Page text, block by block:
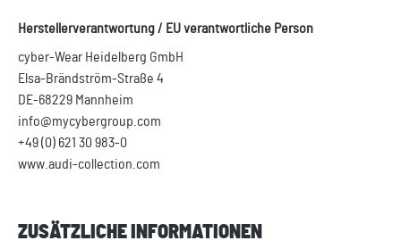
Herstellerverantwortung / EU verantwortliche Person
cyber-Wear Heidelberg GmbH
Elsa-Brändström-Straße 4
DE-68229 Mannheim
info@mycybergroup.com
+49 (0) 621 30 983-0
www.audi-collection.com
ZUSÄTZLICHE INFORMATIONEN